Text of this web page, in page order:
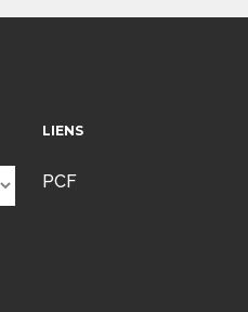
LIENS
PCF